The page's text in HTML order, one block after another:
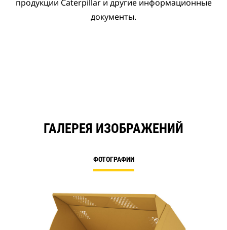
продукции Caterpillar и другие информационные
документы.
ГАЛЕРЕЯ ИЗОБРАЖЕНИЙ
ФОТОГРАФИИ